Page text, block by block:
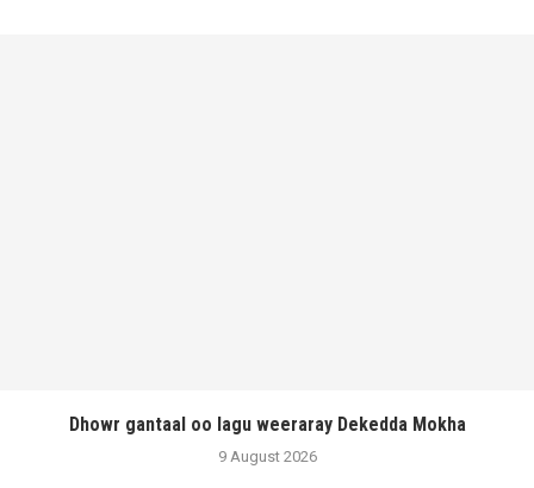
Dhowr gantaal oo lagu weeraray Dekedda Mokha
9 August 2026